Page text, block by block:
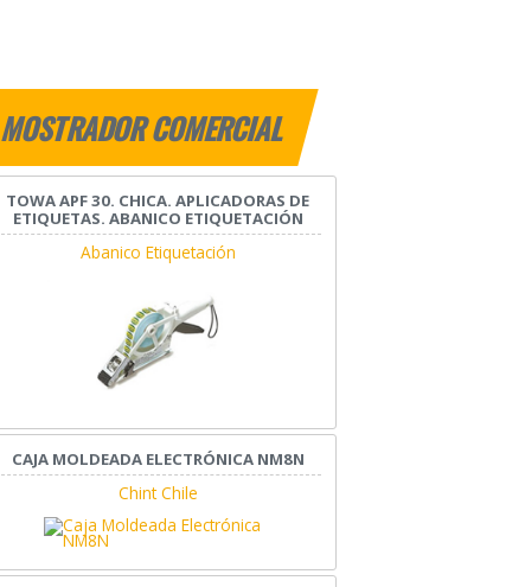
MOSTRADOR COMERCIAL
TOWA APF 30. CHICA. APLICADORAS DE
ETIQUETAS. ABANICO ETIQUETACIÓN
Abanico Etiquetación
CAJA MOLDEADA ELECTRÓNICA NM8N
Chint Chile